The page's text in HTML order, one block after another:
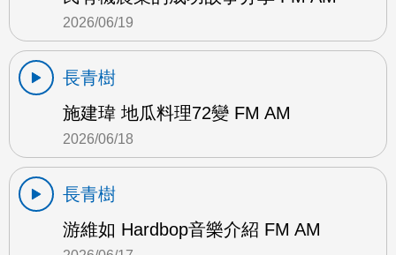
2026/06/19
長青樹
施建瑋 地瓜料理72變 FM AM
2026/06/18
長青樹
游維如 Hardbop音樂介紹 FM AM